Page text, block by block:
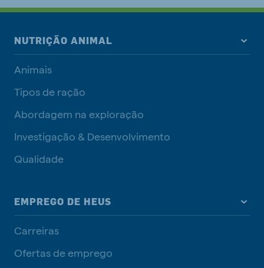
NUTRIÇÃO ANIMAL
Animais
Tipos de ração
Abordagem na exploração
Investigação & Desenvolvimento
Qualidade
EMPREGO DE HEUS
Carreiras
Ofertas de emprego